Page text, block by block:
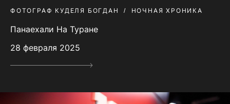
ФОТОГРАФ КУДЕЛЯ БОГДАН НОЧНАЯ ХРОНИКА
Панаехали На Туране
28 февраля 2025